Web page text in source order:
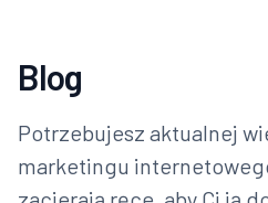
Blog
Potrzebujesz aktualnej
marketingu